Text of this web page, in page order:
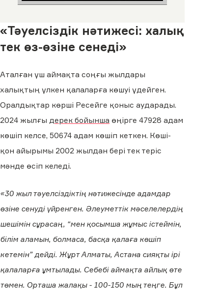
«Тәуелсіздік нәтижесі: халық
тек өз-өзіне сенеді»
Аталған үш аймақта соңғы жылдары
халықтың үлкен қалаларға көшуі үдейген.
Оралдықтар көрші Ресейге қоныс аударады.
2024 жылғы дерек бойынша өңірге 47928 адам
көшіп келсе, 50674 адам көшіп кеткен. Көші-
қон айырымы 2002 жылдан бері тек теріс
мәнде өсіп келеді.
«30 жыл тәуелсіздіктің нәтижесінде адамдар
өзіне сенуді үйренген. Әлеуметтік мәселелердің
шешімін сұрасаң, “мен қосымша жұмыс істеймін,
білім аламын, болмаса, басқа қалаға көшіп
кетемін” дейді. Жұрт Алматы, Астана сияқты ірі
қалаларға ұмтылады. Себебі аймақта айлық өте
төмен. Орташа жалақы - 100-150 мың теңге. Бұл